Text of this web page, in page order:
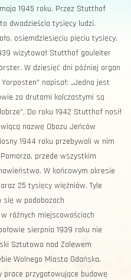
1945 roku. Przez Stutthof
dwadzieścia tysięcy ludzi.
osiemdziesięciu pięciu tysięcy.
wizytował Stutthof gauleiter
W dziesięć dni później organ
Yorposten" napisał: „Jedno jest
za drutami kolczastymi są
Do roku 1942 Stutthof nosił
nazwę Obozu Jeńców
1944 roku przebywali w nim
przede wszystkim
W końcowym okresie
25 tysięcy więźniów. Tyle
się w podobozach
różnych miejscowościach
sierpnia 1939 roku nie
Sztutowo nad Zalewem
Wolnego Miasta Gdańska,
prace przygotowujące budowę